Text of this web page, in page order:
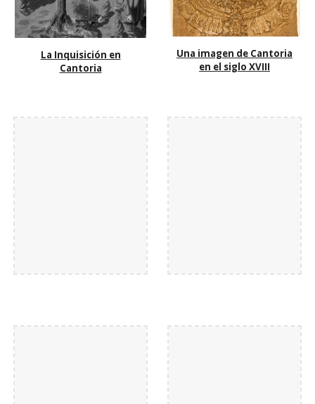
La Inquisición en
Cantoria
Una imagen de Cantoria
en el siglo XVIII